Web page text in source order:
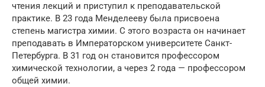
чтения лекций и приступил к преподавательской
практике. В 23 года Менделееву была присвоена
степень магистра химии. С этого возраста он начинает
преподавать в Императорском университете Санкт-
Петербурга. В 31 год он становится профессором
химической технологии, а через 2 года — профессором
общей химии.